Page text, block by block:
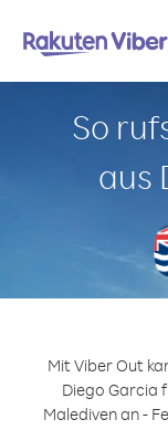
So
aus
Mit Viber Out
Diego Garcia
Malediven an -